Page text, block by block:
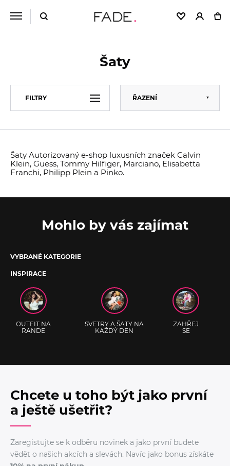
Šaty
FILTRY ŘAZENÍ
Výchozí
Abecedně
CENA
BARVA
Šaty Autorizovaný e-shop luxusních značek Calvin
Klein, Guess, Tommy Hilfiger, Marciano, Elisabetta
Franchi, Philipp Plein a Pinko.
Mohlo by vás zajímat
VYBRANÉ KATEGORIE
INSPIRACE
OUTFIT NA
RANDE
SVETRY A ŠATY NA
KAŽDÝ DEN
ZAHŘEJ
SE
Chcete u toho být jako první
a ještě ušetřit?
Zaregistujte se k odběru novinek a jako první budete
vědět o našich akcích a slevách. Navíc jako bonus získáte